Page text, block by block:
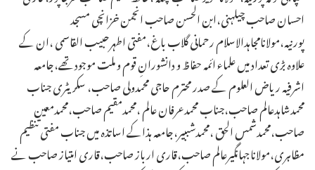
احسان صاحب چیلہنی،ابن الحسن صاحب انجمن خزانچی مسجد
پورنیہ،مولانامجاہدالاسلام رحمانی گلاب باغ،مفتی اطہرحبیب القاسمی ،ان کے
علاوہ بڑی تعداد میں علماء ائمہ حفاظ و دانشورانِ قوم و ملت موجود تھے،جامعہ
اشرفیہ ریاض العلوم کے صدر محترم حاجی محمدولی صاحب، سکریٹری جناب
محمدشاہدعالم صاحب،جناب محمدعرفان عالم ،محمدمقیم صاحب،محمدمعین
صاحب،محمدشمس الحق ،محمدشببیر،جامعہ ہذاکے اساتذہ میں جناب مفتی تنظیم
مظاہری،مولاناجہانگیرعالم صاحب،قاری ارباز صاحب،قاری امتیاز صاحب نے